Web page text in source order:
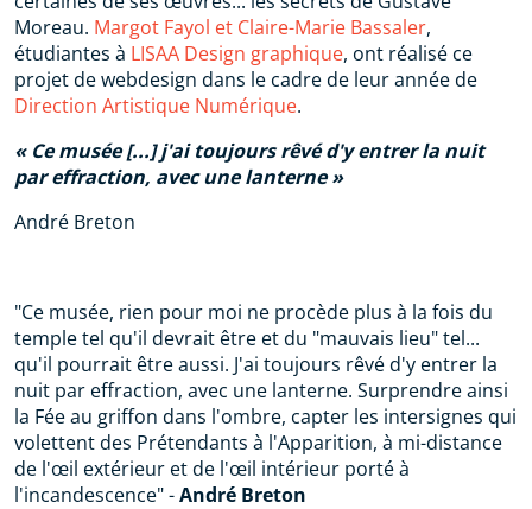
Moreau. Margot Fayol et Claire-Marie Bassaler,
étudiantes à LISAA Design graphique, ont réalisé ce
projet de webdesign dans le cadre de leur année de
Direction Artistique Numérique.
Ce musée [...] j'ai toujours rêvé d'y entrer la nuit
par effraction, avec une lanterne
André Breton
"Ce musée, rien pour moi ne procède plus à la fois du
temple tel qu'il devrait être et du "mauvais lieu" tel...
qu'il pourrait être aussi. J'ai toujours rêvé d'y entrer la
nuit par effraction, avec une lanterne. Surprendre ainsi
la Fée au griffon dans l'ombre, capter les intersignes qui
volettent des Prétendants à l'Apparition, à mi-distance
de l'œil extérieur et de l'œil intérieur porté à
l'incandescence" -André Breton